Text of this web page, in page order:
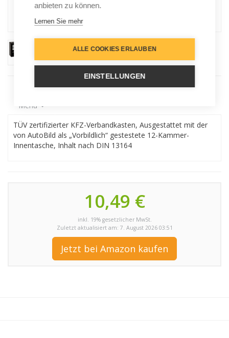
Menu
TÜV zertifizierter KFZ-Verbandkasten, Ausgestattet mit der
von AutoBild als „Vorbildlich“ gestestete 12-Kammer-
Innentasche, Inhalt nach DIN 13164
10,49 €
inkl. 19% gesetzlicher MwSt.
Zuletzt aktualisiert am: 7. August 2026 03:51
Jetzt bei Amazon kaufen
anbieten zu können.
Lernen Sie mehr
ALLE COOKIES ERLAUBEN
EINSTELLUNGEN